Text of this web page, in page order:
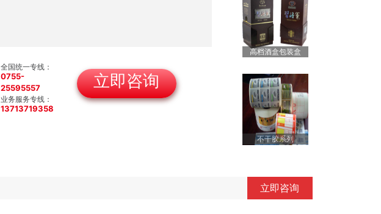
全国统一专线：
0755-
25595557
业务服务专线：
13713719358
立即咨询
高档酒盒包装盒
不干胶系列
立即咨询